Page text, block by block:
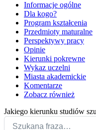
Informacje ogólne
Dla kogo?
Program kształcenia
Przedmioty maturalne
Perspektywy pracy
Opinie
Kierunki pokrewne
Wykaz uczelni
Miasta akademickie
Komentarze
Zobacz również
Jakiego kierunku studiów